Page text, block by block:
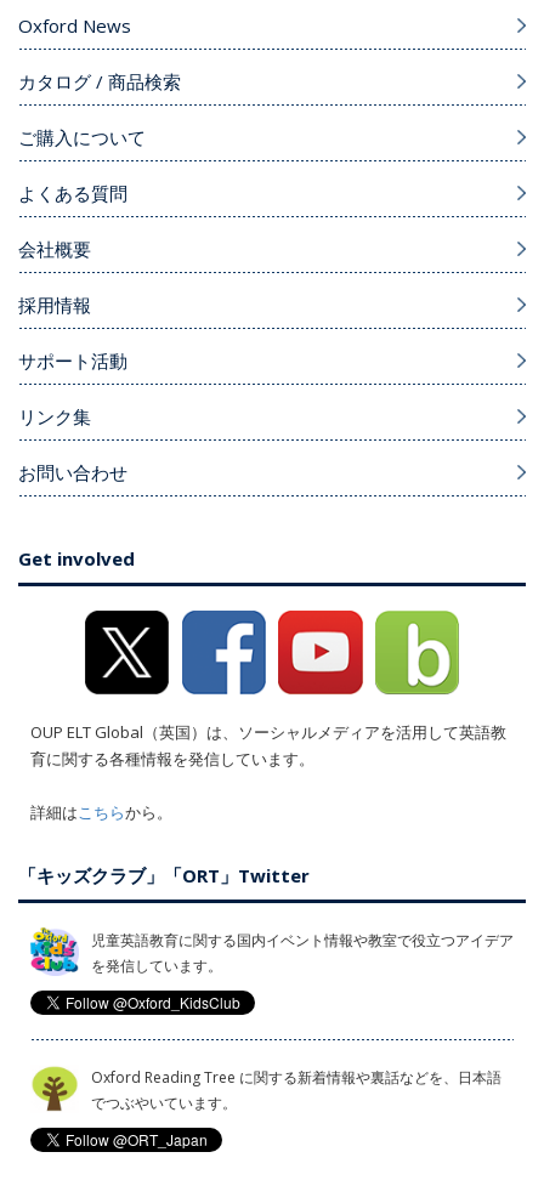
Oxford News
カタログ / 商品検索
ご購入について
よくある質問
会社概要
採用情報
サポート活動
リンク集
お問い合わせ
Get involved
OUP ELT Global（英国）は、ソーシャルメディアを活用して英語教
育に関する各種情報を発信しています。
詳細はこちらから。
「キッズクラブ」「ORT」Twitter
児童英語教育に関する国内イベント情報や教室で役立つアイデア
を発信しています。
Oxford Reading Tree に関する新着情報や裏話などを、日本語
でつぶやいています。